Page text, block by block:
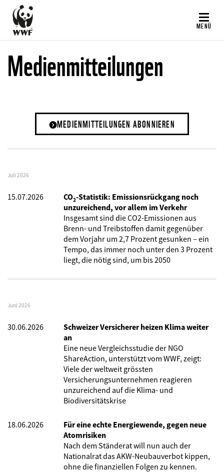
Direkt
zum
Inhalt
MENÜ
Medienmitteilungen
MEDIENMITTEILUNGEN ABONNIEREN
Juli 2026
15.07.2026
CO₂-Statistik: Emissionsrückgang noch
unzureichend, vor allem im Verkehr
Insgesamt sind die CO2-Emissionen aus
Brenn- und Treibstoffen damit gegenüber
dem Vorjahr um 2,7 Prozent gesunken – ein
Tempo, das immer noch unter den 3 Prozent
liegt, die nötig sind, um bis 2050
Juni 2026
30.06.2026
Schweizer Versicherer heizen Klima weiter
an
Eine neue Vergleichsstudie der NGO
ShareAction, unterstützt vom WWF, zeigt:
Viele der weltweit grössten
Versicherungsunternehmen reagieren
unzureichend auf die Klima- und
Biodiversitätskrise
18.06.2026
Für eine echte Energiewende, gegen neue
Atomrisiken
Nach dem Ständerat will nun auch der
Nationalrat das AKW-Neubauverbot kippen,
ohne die finanziellen Folgen zu kennen.